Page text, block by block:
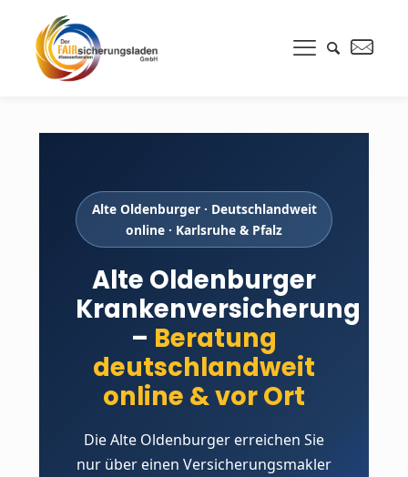
Alte Oldenburger · Deutschlandweit
online · Karlsruhe & Pfalz
Alte Oldenburger
Krankenversicherung
– Beratung
deutschlandweit
online & vor Ort
Die Alte Oldenburger erreichen Sie
nur über einen Versicherungsmakler